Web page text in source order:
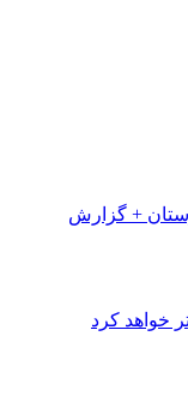
+ گزارش
خواهد کرد